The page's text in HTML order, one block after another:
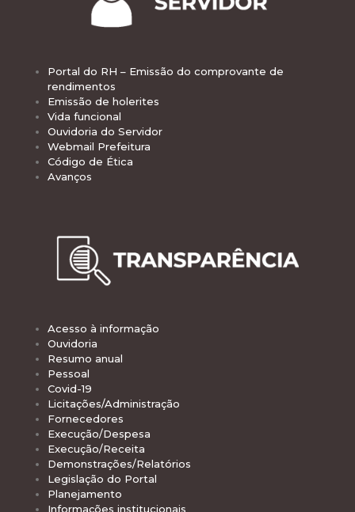
Portal do RH – Emissão do comprovante de
rendimentos
Emissão de holerites
Vida funcional
Ouvidoria do Servidor
Webmail Prefeitura
Código de Ética
Avanços
Acesso à informação
Ouvidoria
Resumo anual
Pessoal
Covid-19
Licitações/Administração
Fornecedores
Execução/Despesa
Execução/Receita
Demonstrações/Relatórios
Legislação do Portal
Planejamento
Informações institucionais